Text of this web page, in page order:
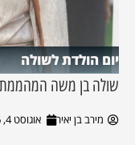
יום הולדת לשולה
שולה בן משה
מירב בן יאיר אוגוסט 4, 2026